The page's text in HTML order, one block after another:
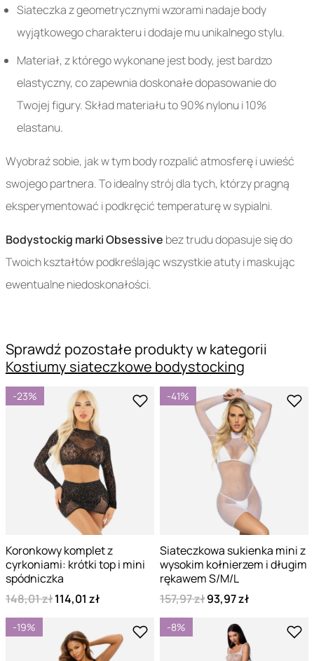
Siateczka z geometrycznymi wzorami nadaje body
wyjątkowego charakteru i dodaje mu unikalnego stylu.
Materiał, z którego wykonane jest body, jest bardzo
elastyczny, co zapewnia doskonałe dopasowanie do
Twojej figury. Skład materiału to 90% nylonu i 10%
elastanu.
Wyobraź sobie, jak w tym body rozpalić atmosferę i uwieść
swojego partnera. To idealny strój dla tych, którzy pragną
eksperymentować i podkręcić temperaturę w sypialni.
Bodystockig marki Obsessive bez trudu dopasuje się do
Twoich kształtów podkreślając wszystkie atuty i maskując
ewentualne niedoskonałości.
Sprawdź pozostałe produkty w kategorii
Kostiumy siateczkowe bodystocking
-23%
Koronkowy komplet z
cyrkoniami: krótki top i mini
spódniczka
148,01 zł114,01 zł
-41%
Siateczkowa sukienka mini z
wysokim kołnierzem i długim
rękawem S/M/L
157,97 zł93,97 zł
-19% -8%